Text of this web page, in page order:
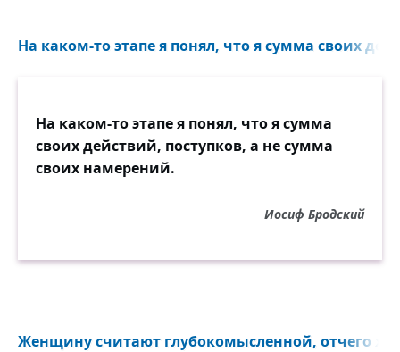
На каком-то этапе я понял, что я сумма своих
На каком-то этапе я понял, что я сумма
своих действий, поступков, а не сумма
своих намерений.
Иосиф Бродский
Женщину считают глубокомысленной, отчего